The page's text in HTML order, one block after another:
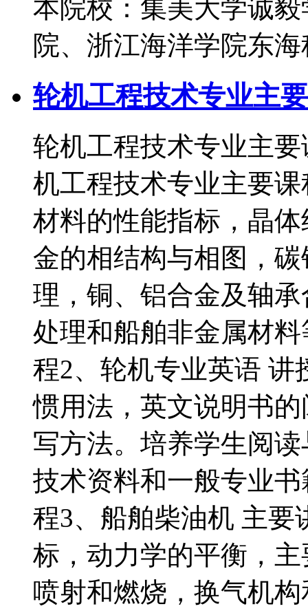
本院校：集美大学诚
院、浙江海洋学院东
轮机工程技术专业主
轮机工程技术专业主
机工程技术专业主要
材料的性能指标，晶
金的相结构与相图，
理，铜、铝合金及轴
处理和船舶非金属材
程2、轮机专业英语 讲
惯用法，英文说明书
写方法。培养学生阅
技术资料和一般专业
程3、船舶柴油机 主要
标，动力学的平衡，
喷射和燃烧，换气机